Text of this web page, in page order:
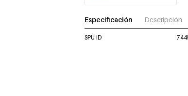
Especificación Descripción
SPU ID